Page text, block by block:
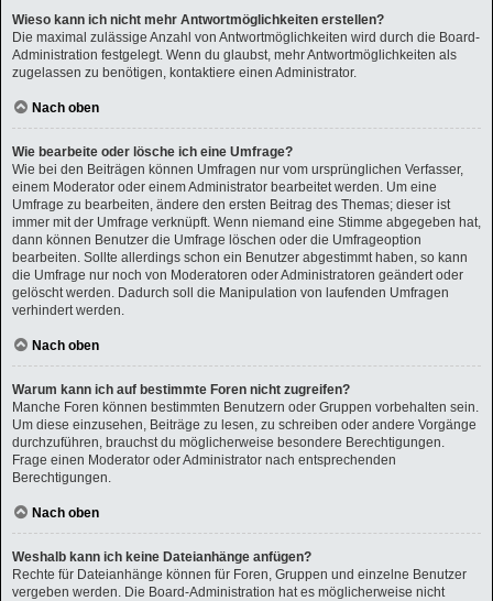
Wieso kann ich nicht mehr Antwortmöglichkeiten erstellen?
Die maximal zulässige Anzahl von Antwortmöglichkeiten wird durch die Board-
Administration festgelegt. Wenn du glaubst, mehr Antwortmöglichkeiten als
zugelassen zu benötigen, kontaktiere einen Administrator.
Nach oben
Wie bearbeite oder lösche ich eine Umfrage?
Wie bei den Beiträgen können Umfragen nur vom ursprünglichen Verfasser,
einem Moderator oder einem Administrator bearbeitet werden. Um eine
Umfrage zu bearbeiten, ändere den ersten Beitrag des Themas; dieser ist
immer mit der Umfrage verknüpft. Wenn niemand eine Stimme abgegeben hat,
dann können Benutzer die Umfrage löschen oder die Umfrageoption
bearbeiten. Sollte allerdings schon ein Benutzer abgestimmt haben, so kann
die Umfrage nur noch von Moderatoren oder Administratoren geändert oder
gelöscht werden. Dadurch soll die Manipulation von laufenden Umfragen
verhindert werden.
Nach oben
Warum kann ich auf bestimmte Foren nicht zugreifen?
Manche Foren können bestimmten Benutzern oder Gruppen vorbehalten sein.
Um diese einzusehen, Beiträge zu lesen, zu schreiben oder andere Vorgänge
durchzuführen, brauchst du möglicherweise besondere Berechtigungen.
Frage einen Moderator oder Administrator nach entsprechenden
Berechtigungen.
Nach oben
Weshalb kann ich keine Dateianhänge anfügen?
Rechte für Dateianhänge können für Foren, Gruppen und einzelne Benutzer
vergeben werden. Die Board-Administration hat es möglicherweise nicht